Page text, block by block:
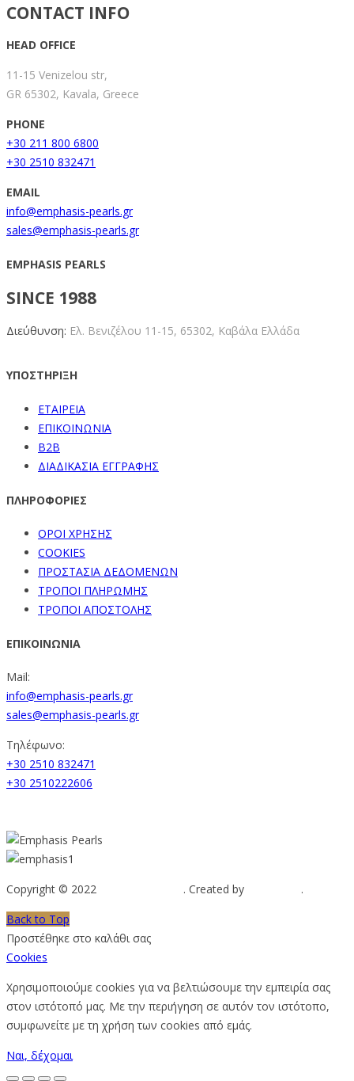
CONTACT INFO
HEAD OFFICE
11-15 Venizelou str,
GR 65302, Kavala, Greece
PHONE
+30 211 800 6800
+30 2510 832471
EMAIL
info@emphasis-pearls.gr
sales@emphasis-pearls.gr
EMPHASIS PEARLS
SINCE 1988
Διεύθυνση: Ελ. Βενιζέλου 11-15, 65302, Καβάλα Ελλάδα
ΥΠΟΣΤΗΡΙΞΗ
ΕΤΑΙΡΕΙΑ
ΕΠΙΚΟΙΝΩΝΙΑ
B2B
ΔΙΑΔΙΚΑΣΙΑ ΕΓΓΡΑΦΗΣ
ΠΛΗΡΟΦΟΡΙΕΣ
ΟΡΟΙ ΧΡΗΣΗΣ
COOKIES
ΠΡΟΣΤΑΣΙΑ ΔΕΔΟΜΕΝΩΝ
ΤΡΟΠΟΙ ΠΛΗΡΩΜΗΣ
ΤΡΟΠΟΙ ΑΠΟΣΤΟΛΗΣ
ΕΠΙΚΟΙΝΩΝΙΑ
Mail:
info@emphasis-pearls.gr
sales@emphasis-pearls.gr
Τηλέφωνο:
+30 2510 832471
+30 2510222606
Copyright © 2022 . Created by
.
Back to Top
Προστέθηκε στο καλάθι σας
Cookies
Χρησιμοποιούμε cookies για να βελτιώσουμε την εμπειρία σας
στον ιστότοπό μας. Με την περιήγηση σε αυτόν τον ιστότοπο,
συμφωνείτε με τη χρήση των cookies από εμάς.
Ναι, δέχομαι